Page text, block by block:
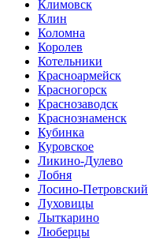
Климовск
Клин
Коломна
Королев
Котельники
Красноармейск
Красногорск
Краснозаводск
Краснознаменск
Кубинка
Куровское
Ликино-Дулево
Лобня
Лосино-Петровский
Луховицы
Лыткарино
Люберцы